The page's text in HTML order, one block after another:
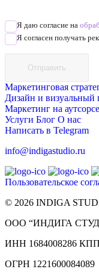
Я даю согласие на
Я согласен получать
Отправить
Маркетинговая
Дизайн и визуальный
Маркетинг на аутсорсе
Услуги Блог О нас
Написать в Telegram
info@indigastudio.ru
Пользовательское
© 2026 INDIGA
ООО “ИНДИГА
ИНН 1684008286 КПП
ОГРН 1221600084089